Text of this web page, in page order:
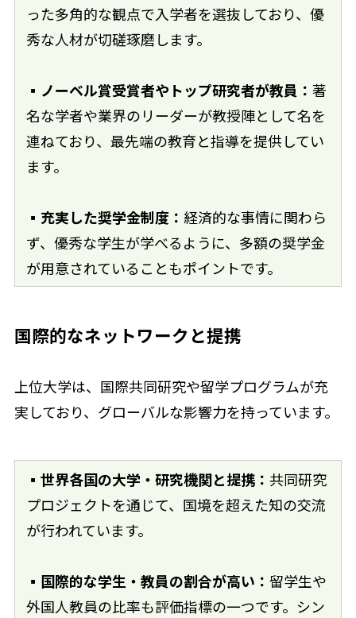
った多角的な観点で入学者を選抜しており、優
秀な人材が切磋琢磨します。
▪ノーベル賞受賞者やトップ研究者が教員：著
名な学者や業界のリーダーが教授陣として名を
連ねており、最先端の教育と指導を提供してい
ます。
▪充実した奨学金制度： 経済的な事情に関わら
ず、優秀な学生が学べるように、多額の奨学金
が用意されていることもポイントです。
国際的なネットワークと提携
上位大学は、国際共同研究や留学プログラムが充
実しており、グローバルな影響力を持っています。
▪世界各国の大学・研究機関と提携：共同研究
プロジェクトを通じて、国境を超えた知の交流
が行われています。
▪国際的な学生・教員の割合が高い：留学生や
外国人教員の比率も評価指標の一つです。シン